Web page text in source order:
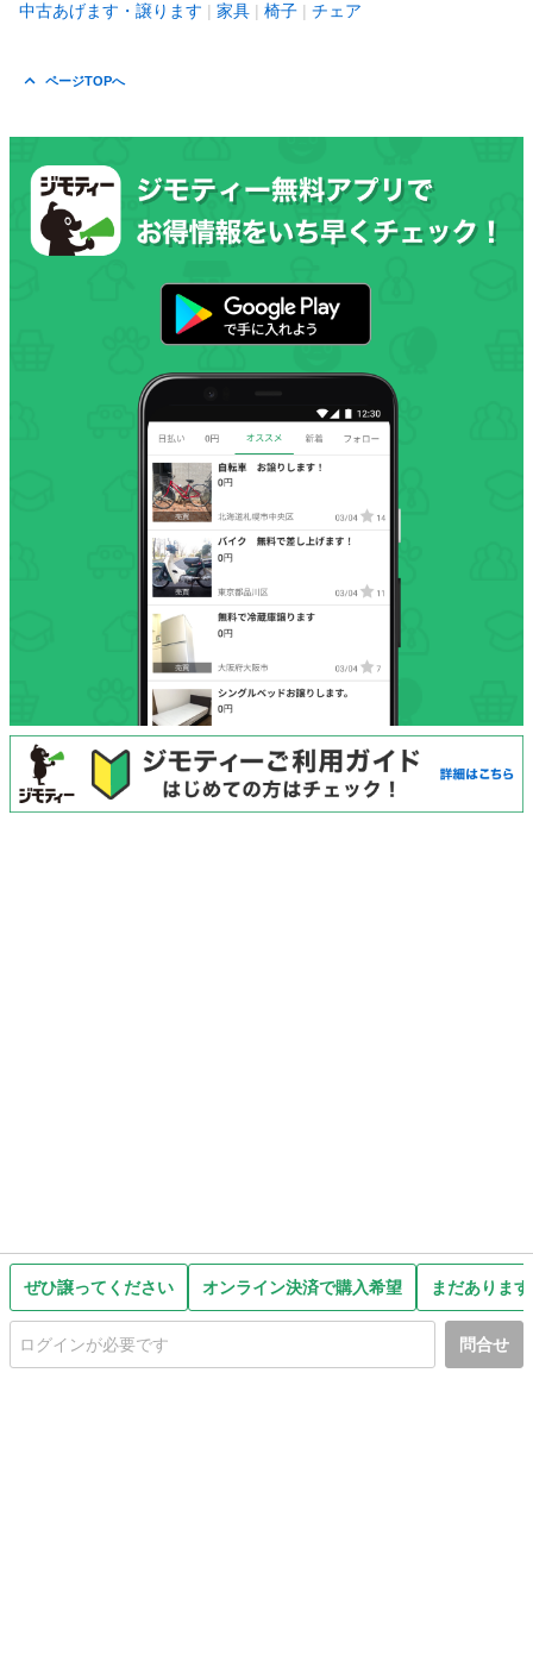
ぜひ譲ってください オンライン決済で購入希望 まだありま
問合せ
中古あげます・譲ります 家具 椅子 チェア
ページTOPへ